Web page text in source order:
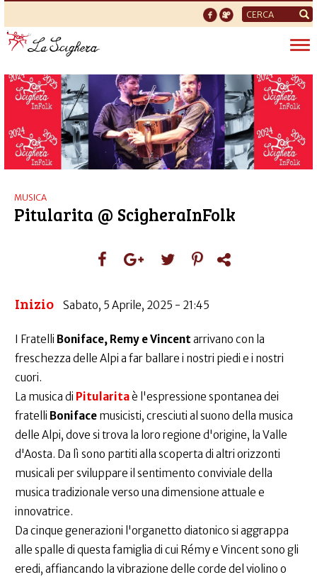
Form
di
ricerca
MUSICA
Pitularita @ ScigheraInFolk
Inizio Sabato, 5 Aprile, 2025 - 21:45
I Fratelli Boniface, Remy e Vincentarrivano con la
freschezza delle Alpi a far ballare i nostri piedi e i nostri
cuori.
La musica di Pitularitaè l'espressione spontanea dei
fratelli Boniface musicisti, cresciuti al suono della musica
delle Alpi, dove si trova la loro regione d'origine, la Valle
d'Aosta. Da lì sono partiti alla scoperta di altri orizzonti
musicali per sviluppare il sentimento conviviale della
musica tradizionale verso una dimensione attuale e
innovatrice.
Da cinque generazioni l'organetto diatonico si aggrappa
alle spalle di questa famiglia di cui Rémy e Vincent sono gli
eredi, affiancando la vibrazione delle corde del violino o